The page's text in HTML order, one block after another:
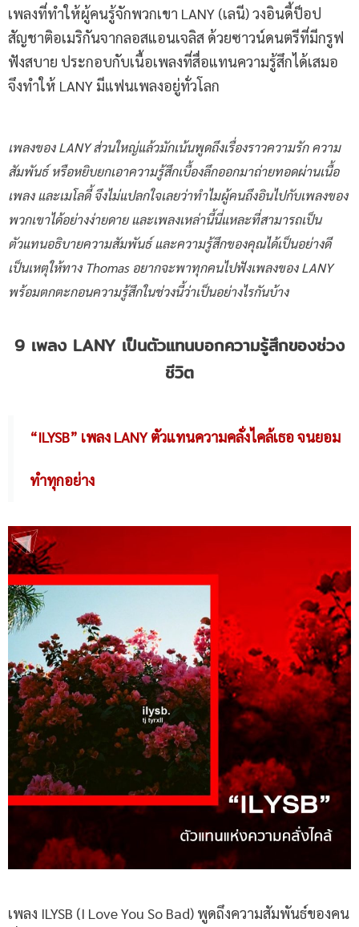
เพลงที่ทำให้ผู้คนรู้จักพวกเขา LANY (เลนี) วงอินดี้ป็อป
สัญชาติอเมริกันจากลอสแอนเจลิส ด้วยซาวน์ดนตรีที่มีกรูฟ
ฟังสบาย ประกอบกับเนื้อเพลงที่สื่อแทนความรู้สึกได้เสมอ
จึงทำให้ LANY มีแฟนเพลงอยู่ทั่วโลก
เพลงของ LANY ส่วนใหญ่แล้วมักเน้นพูดถึงเรื่องราวความรัก ความ
สัมพันธ์ หรือหยิบยกเอาความรู้สึกเบื้องลึกออกมาถ่ายทอดผ่านเนื้อ
เพลง และเมโลดี้ จึงไม่แปลกใจเลยว่าทำไมผู้คนถึงอินไปกับเพลงของ
พวกเขาได้อย่างง่ายดาย และเพลงเหล่านี้นี่แหละที่สามารถเป็น
ตัวแทนอธิบายความสัมพันธ์ และความรู้สึกของคุณได้เป็นอย่างดี
เป็นเหตุให้ทาง Thomas อยากจะพาทุกคนไปฟังเพลงของ LANY
พร้อมตกตะกอนความรู้สึกในช่วงนี้ว่าเป็นอย่างไรกันบ้าง
9 เพลง LANY เป็นตัวแทนบอกความรู้สึกของช่วง
ชีวิต
“ILYSB” เพลง LANY ตัวแทนความคลั่งไคล้เธอ จนยอม
ทำทุกอย่าง
เพลง ILYSB (I Love You So Bad) พูดถึงความสัมพันธ์ของคน